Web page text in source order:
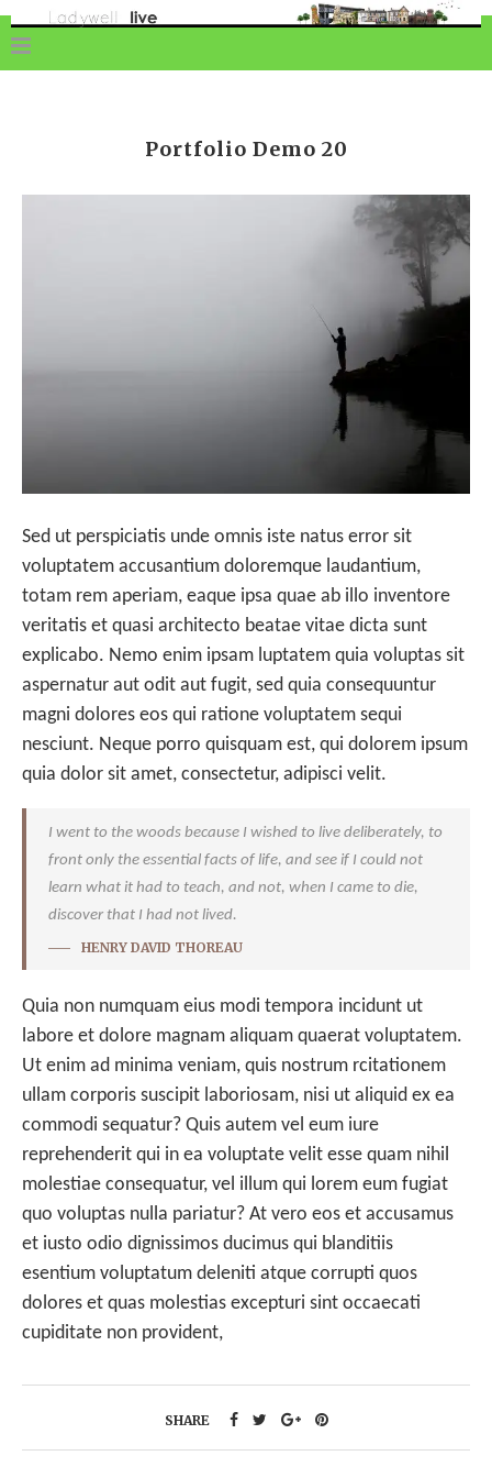
Portfolio Demo 20
Sed ut perspiciatis unde omnis iste natus error sit
voluptatem accusantium doloremque laudantium,
totam rem aperiam, eaque ipsa quae ab illo inventore
veritatis et quasi architecto beatae vitae dicta sunt
explicabo. Nemo enim ipsam luptatem quia voluptas sit
aspernatur aut odit aut fugit, sed quia consequuntur
magni dolores eos qui ratione voluptatem sequi
nesciunt. Neque porro quisquam est, qui dolorem ipsum
quia dolor sit amet, consectetur, adipisci velit.
I went to the woods because I wished to live deliberately, to
front only the essential facts of life, and see if I could not
learn what it had to teach, and not, when I came to die,
discover that I had not lived.
HENRY DAVID THOREAU
Quia non numquam eius modi tempora incidunt ut
labore et dolore magnam aliquam quaerat voluptatem.
Ut enim ad minima veniam, quis nostrum rcitationem
ullam corporis suscipit laboriosam, nisi ut aliquid ex ea
commodi sequatur? Quis autem vel eum iure
reprehenderit qui in ea voluptate velit esse quam nihil
molestiae consequatur, vel illum qui lorem eum fugiat
quo voluptas nulla pariatur? At vero eos et accusamus
et iusto odio dignissimos ducimus qui blanditiis
esentium voluptatum deleniti atque corrupti quos
dolores et quas molestias excepturi sint occaecati
cupiditate non provident,
SHARE